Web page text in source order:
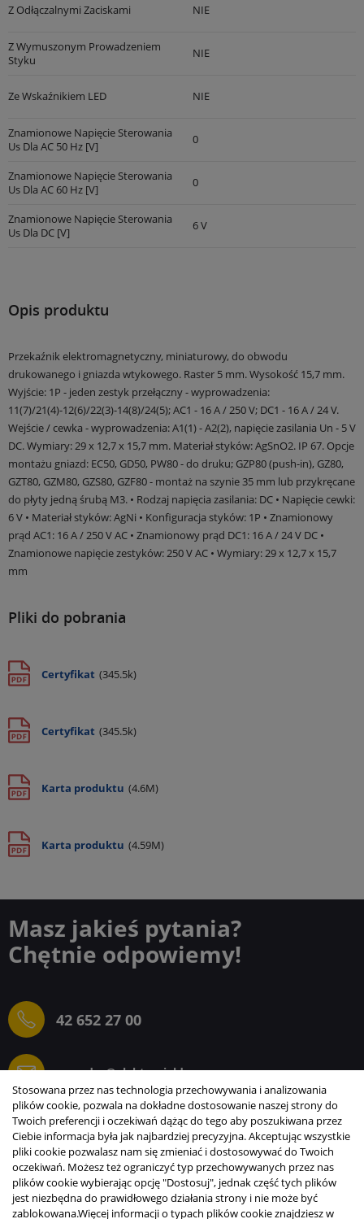
Z Odłączalnymi Zaciskami NIE
Z Wymuszonym Prowadzeniem
Styku
NIE
Ze Wskaźnikiem LED NIE
Znamionowe Napięcie Sterowania
Us Dla AC 50 Hz [V]
0
Znamionowe Napięcie Sterowania
Us Dla AC 60 Hz [V]
0
Znamionowe Napięcie Sterowania
Us Dla DC [V]
6 V
Opis produktu
Przekaźnik elektromagnetyczny, miniaturowy, do obwodu
drukowanego i gniazda wtykowego. Raster 5 mm. Wysokość 15,7 mm.
Wyjście: 1P - jeden zestyk przełączny - wyprowadzenia:
11(7)/21(4)-12(6)/22(3)-14(8)/24(5); AC1 - 16 A / 250 V; DC1 - 16 A / 24 V.
Wejście / cewka - wyprowadzenia: A1(1) - A2(2), napięcie zasilania Un - 5 V
DC. Wymiary: 29 x 12,7 x 15,7 mm. Materiał styków: AgSnO2. IP 67. Opcje
montażu gniazd: EC50, GD50, PW80 - do druku; GZP80 (push-in), GZ80,
GZT80, GZM80, GZS80, GZF80 - montaż na szynie 35 mm lub przykręcane
do płyty jedną śrubą M3. • Rodzaj napięcia zasilania: DC • Napięcie cewki:
6 V • Materiał styków: AgNi • Konfiguracja styków: 1P • Znamionowy
prąd AC1: 16 A / 250 V AC • Znamionowy prąd DC1: 16 A / 24 V DC •
Znamionowe napięcie zestyków: 250 V AC • Wymiary: 29 x 12,7 x 15,7
mm
Pliki do pobrania
Certyfikat (345.5k)
Certyfikat (345.5k)
Karta produktu (4.6M)
Karta produktu (4.59M)
Masz jakieś pytania?
Chętnie odpowiemy!
42 652 27 00
sprzedaz@elektrogielda.com
ELEKTROGIEŁDA SZ.ŻACZKIEWICZ; M.KARLIŃSKI
SP.J.
INFORMACJE
Stosowana przez nas technologia przechowywania i analizowania
plików cookie, pozwala na dokładne dostosowanie naszej strony do
Twoich preferencji i oczekiwań dążąc do tego aby poszukiwana przez
Ciebie informacja była jak najbardziej precyzyjna. Akceptując wszystkie
pliki cookie pozwalasz nam się zmieniać i dostosowywać do Twoich
oczekiwań. Możesz też ograniczyć typ przechowywanych przez nas
plików cookie wybierając opcję "Dostosuj", jednak część tych plików
jest niezbędna do prawidłowego działania strony i nie może być
zablokowana.Więcej informacji o typach plików cookie znajdziesz w